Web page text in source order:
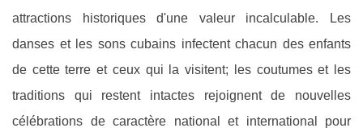
attractions historiques d'une valeur incalculable. Les
danses et les sons cubains infectent chacun des enfants
de cette terre et ceux qui la visitent; les coutumes et les
traditions qui restent intactes rejoignent de nouvelles
célébrations de caractère national et international pour